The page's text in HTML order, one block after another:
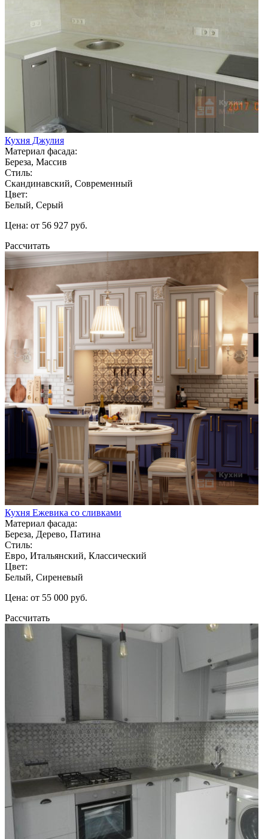
Кухня Джулия
Материал фасада:
Береза, Массив
Стиль:
Скандинавский, Современный
Цвет:
Белый, Серый
Цена: от 56 927 руб.
Рассчитать
Кухня Ежевика со сливками
Материал фасада:
Береза, Дерево, Патина
Стиль:
Евро, Итальянский, Классический
Цвет:
Белый, Сиреневый
Цена: от 55 000 руб.
Рассчитать